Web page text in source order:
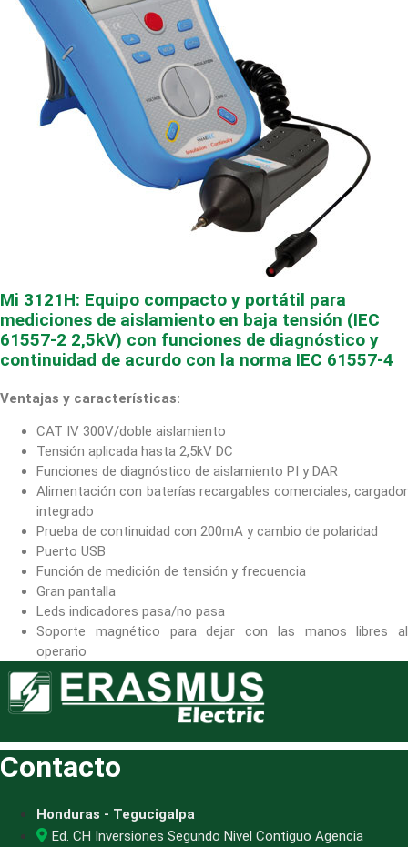
Mi 3121H: Equipo compacto y portátil para
mediciones de aislamiento en baja tensión (IEC
61557-2 2,5kV) con funciones de diagnóstico y
continuidad de acurdo con la norma IEC 61557-4
Ventajas y características:
CAT IV 300V/doble aislamiento
Tensión aplicada hasta 2,5kV DC
Funciones de diagnóstico de aislamiento PI y DAR
Alimentación con baterías recargables comerciales, cargador
integrado
Prueba de continuidad con 200mA y cambio de polaridad
Puerto USB
Función de medición de tensión y frecuencia
Gran pantalla
Leds indicadores pasa/no pasa
Soporte magnético para dejar con las manos libres al
operario
Contacto
Honduras - Tegucigalpa
Ed. CH Inversiones Segundo Nivel Contiguo Agencia